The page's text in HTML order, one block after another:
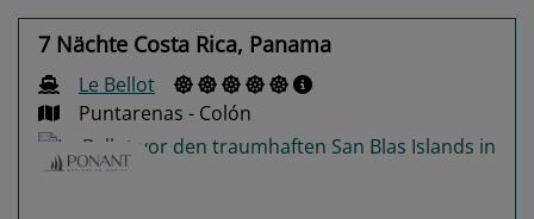
7 Nächte Costa Rica, Panama
Le Bellot
Puntarenas - Colón